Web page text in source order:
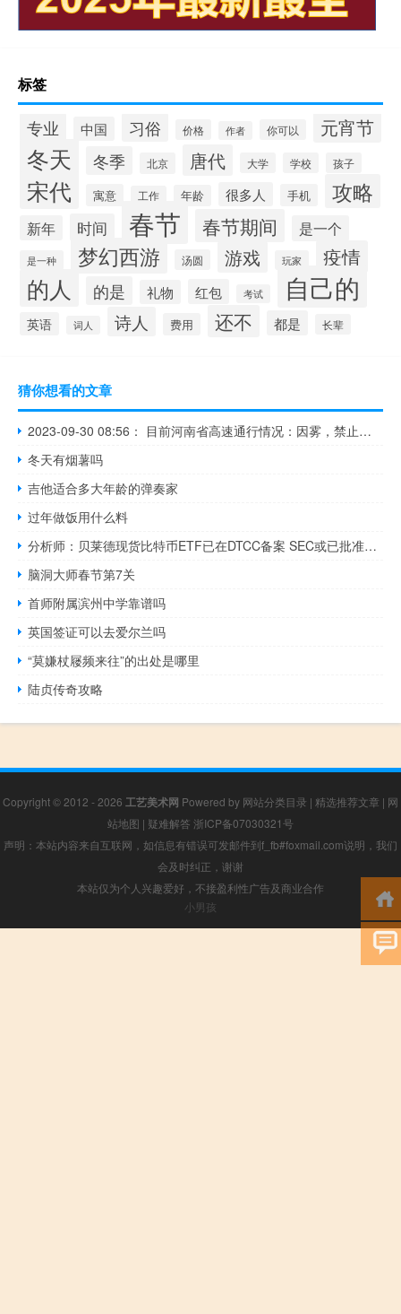
标签
专业 中国 习俗 价格 作者 你可以 元宵节
冬天 冬季 北京 唐代 大学 学校 孩子
宋代 寓意 工作 年龄 很多人 手机 攻略
新年 时间 春节 春节期间 是一个
是一种 梦幻西游 汤圆 游戏 玩家 疫情
的人 的是 礼物 红包 考试 自己的
英语 词人 诗人 费用 还不 都是 长辈
猜你想看的文章
2023-09-30 08:56： 目前河南省高速通行情况：因雾，禁止所有车辆上站的路段：台辉高速：台前站-高码头站德上高速：范县东站濮卫高速：新习站-文留站阳新高速：濮阳东站-白堽站 商登高速：睢县西站-商丘机场站郑民高速：白云寺站 ​​​
冬天有烟薯吗
吉他适合多大年龄的弹奏家
过年做饭用什么料
分析师：贝莱德现货比特币ETF已在DTCC备案 SEC或已批准该ETF
脑洞大师春节第7关
首师附属滨州中学靠谱吗
英国签证可以去爱尔兰吗
“莫嫌杖屦频来往”的出处是哪里
陆贞传奇攻略
Copyright © 2012 - 2026 工艺美术网 Powered by 网站分类目录 | 精选推荐文章 | 网
站地图 | 疑难解答 浙ICP备07030321号
声明：本站内容来自互联网，如信息有错误可发邮件到f_fb#foxmail.com说明，我们
会及时纠正，谢谢
本站仅为个人兴趣爱好，不接盈利性广告及商业合作
小男孩